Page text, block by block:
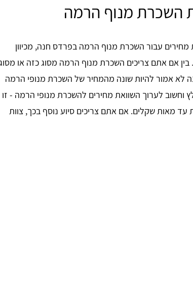
השכרת מנוף הרמה
עבור השכרת מנוף הרמה בפרדס חנה, מכיוון
אם אתם צריכים השכרת מנוף הרמה מסוג כזה או
לא אמור להיות שונה מהמחיר של השכרת מנופי הרמה
לערוך השוואת מחירים להשכרת מנופי הרמה - זו
מאות שקלים. אם אתם צריכים סיוע נוסף בכך, צוות